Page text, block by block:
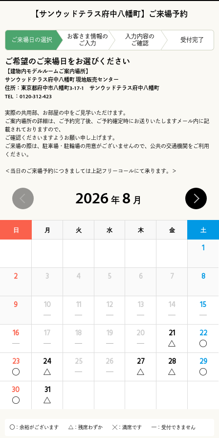
【サンウッドテラス府中八幡町】ご来場予約
ご来場日の選択
お客さま情報の
ご入力
入力内容の
ご確認
受付完了
ご希望のご来場日をお選びください
【建物内モデルルームご案内場所】
サンウッドテラス府中八幡町 現地販売センター
住所：東京都府中市八幡町3-17-1 サンウッドテラス府中八幡町
TEL ：0120-312-423
実際の共用部、お部屋の中をご見学いただけます。
ご案内場所の詳細は、ご予約完了後、ご予約確定時にお送りいたしますメール内に記
載されておりますので、
ご確認くださいますようお願い申し上げます。
ご来場の際は、駐車場・駐輪場の用意がございませんので、公共の交通機関をご利用
ください。
＜当日のご来場予約につきましては上記フリーコールにて承ります。＞
2026 年 8 月
日 月 火 水 木 金 土
1
2 3 4 5 6 7 8
9 10 11 12 13 14 15
16 17 18 19 20 21 22
23 24 25 26 27 28 29
30 31
：余裕がございます ：残席わずか ：満席です ：受付できません